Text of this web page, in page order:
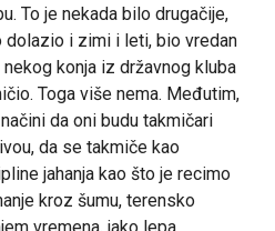
To je nekada bilo drugačije,
dolazio i zimi i leti, bio vredan
konja iz državnog kluba
Toga više nema. Međutim,
da oni budu takmičari
da se takmiče kao
jahanja kao što je recimo
kroz šumu, terensko